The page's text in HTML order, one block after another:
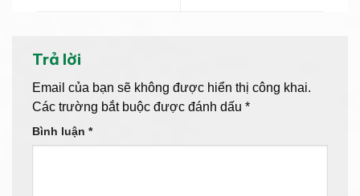
Trả lời
Email của bạn sẽ không được hiển thị công khai.
Các trường bắt buộc được đánh dấu *
Bình luận *